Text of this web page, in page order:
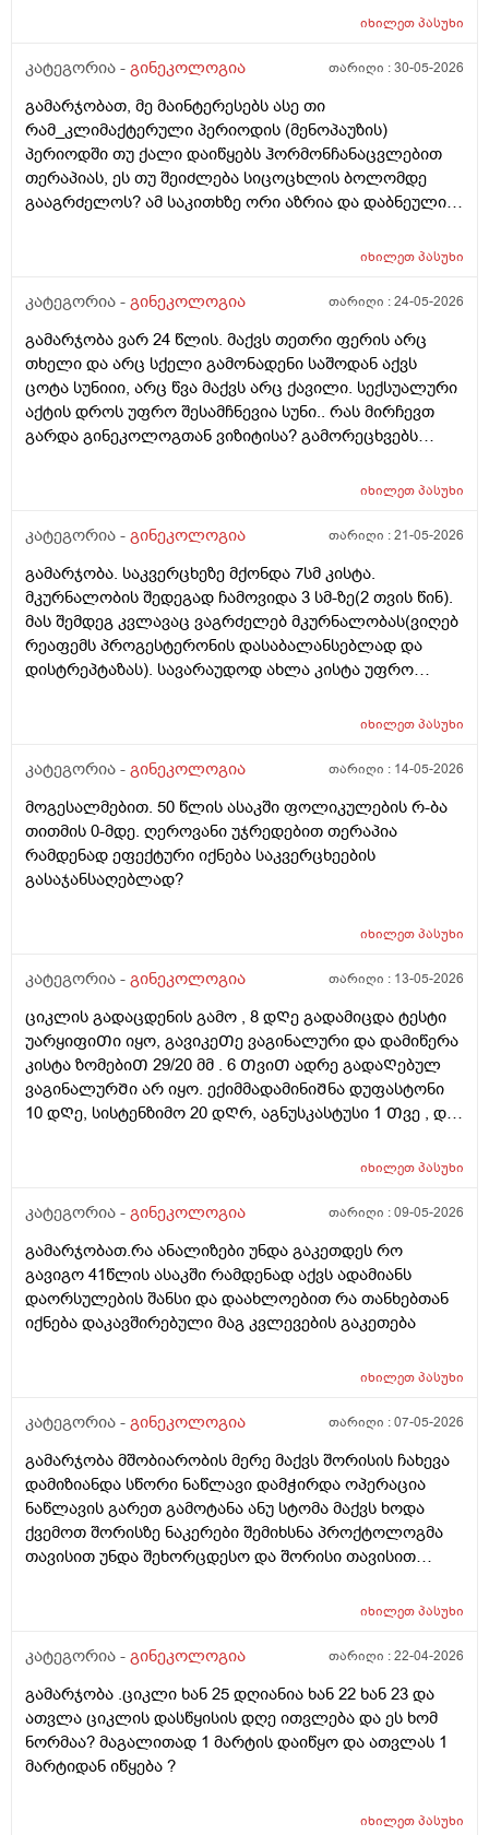
მოქმედებსო,2 კვირის წინ სხვა ქალაქში გავემგვაზრე
გავიკეთე ისევ უარყოფითია. შემდეგი 1 კვირის
განმავლობაში ვერ ვახერხებ მისვლას ექიმთან. არის
რაიმე შანსი ფეხმძიმობის? აზრი აქვს განმეორებით
ტესტს? მენტრუაცია რეგულარული მქონდა ხოლმე28-
30 დღე შუალედი.
იხილეთპასუხი
კატეგორია - გინეკოლოგია თარიღი :30-05-2026
გამარჯობათ, მე მაინტერესებს ასე თი
რამ_კლიმაქტერული პერიოდის (მენოპაუზის)
პერიოდში თუ ქალი დაიწყებს ჰორმონჩანაცვლებით
თერაპიას, ეს თუ შეიძლება სიცოცხლის ბოლომდე
გააგრძელოს? ამ საკითხზე ორი აზრია და დაბნეული
ჰორმონჩანაცვლებითი თერაპია (სიცოცხლის
დაავადებებსა და ალცჰაიმერის რისკს უმცირებს და
სიმსივნურ პროცესებს უწყობს ხელს (საშვილოსნო,
საკვერცხეები და უპირველესად, მკერდი). თუ
შეიძლება, მითხრათ_დიდი მადლობა
გულისხმიერებისთვის!
იხილეთპასუხი
კატეგორია - გინეკოლოგია თარიღი :24-05-2026
გამარჯობა ვარ 24 წლის. მაქვს თეთრი ფერის არც
თხელი და არც სქელი გამონადენი საშოდან აქვს
ცოტა სუნიიი, არც წვა მაქვს არც ქავილი. სექსუალური
აქტის დროს უფრო შესამჩნევია სუნი.. რას მირჩევთ
გარდა გინეკოლოგთან ვიზიტისა? გამორეცხვებს
მაინტერესებს პირიდან ამომდის რაღაცნაირი სუნი
იყოს?
იხილეთპასუხი
კატეგორია - გინეკოლოგია თარიღი :21-05-2026
გამარჯობა. საკვერცხეზე მქონდა 7სმ კისტა.
მკურნალობის შედეგად ჩამოვიდა 3 სმ-ზე(2 თვის წინ).
მას შემდეგ კვლავაც ვაგრძელებ მკურნალობას(ვიღებ
რეაფემს პროგესტერონის დასაბალანსებლად და
დისტრეპტაზას). სავარაუდოდ ახლა კისტა უფრო
ვიზიტი) მსურს აპარატული მასაჟის - ენდოსფერო
კეთდება და ვიბრაციის მეშვეობით აუმჯობესებს
მაინტერესებს, მუცლის არეზე დასაშვებია ეს
პროცედურა?
იხილეთპასუხი
კატეგორია - გინეკოლოგია თარიღი : 14-05-2026
მოგესალმებით. 50 წლის ასაკში ფოლიკულების რ-ბა
თითმის 0-მდე. ღეროვანი უჯრედებით თერაპია
რამდენად ეფექტური იქნება საკვერცხეების
გასაჯანსაღებლად?
იხილეთპასუხი
კატეგორია - გინეკოლოგია თარიღი : 13-05-2026
ციკლის გადაცდენის გამო , 8 დᲦე გადამიცდა ტესტი
უარყიფიᲗი იყო, გავიკეᲗე ვაგინალური და დამიწერა
კისტა ზომებიᲗ 29/20 მმ . 6 ᲗვიᲗ ადრე გადაᲦებულ
ვაგინალურᲨი არ იყო. ექიმმადამინიᲨნა დუფასტონი
10 დᲦე, სისტენზიმო 20 დᲦრ, აგნუსკასტუსი 1 Თვე , და
რამდენადსაყურადᲦებოა და Თუ დაეხმარება ეს
იხილეთპასუხი
კატეგორია - გინეკოლოგია თარიღი :09-05-2026
გამარჯობათ.რა ანალიზები უნდა გაკეთდეს რო
გავიგო 41წლის ასაკში რამდენად აქვს ადამიანს
დაორსულების შანსი და დაახლოებით რა თანხებთან
იქნება დაკავშირებული მაგ კვლევების გაკეთება
იხილეთპასუხი
კატეგორია - გინეკოლოგია თარიღი :07-05-2026
გამარჯობა მშობიარობის მერე მაქვს შორისის ჩახევა
დამიზიანდა სწორი ნაწლავი დამჭირდა ოპერაცია
ნაწლავის გარეთ გამოტანა ანუ სტომა მაქვს ხოდა
ქვემოთ შორისზე ნაკერები შემიხსნა პროქტოლოგმა
თავისით უნდა შეხორცდესო და შორისი თავისით
იხილეთპასუხი
კატეგორია - გინეკოლოგია თარიღი :22-04-2026
გამარჯობა .ციკლი ხან 25 დღიანია ხან 22 ხან 23 და
ათვლა ციკლის დასწყისის დღე ითვლება და ეს ხომ
ნორმაა? მაგალითად 1 მარტის დაიწყო და ათვლას 1
მარტიდან იწყება ?
იხილეთპასუხი